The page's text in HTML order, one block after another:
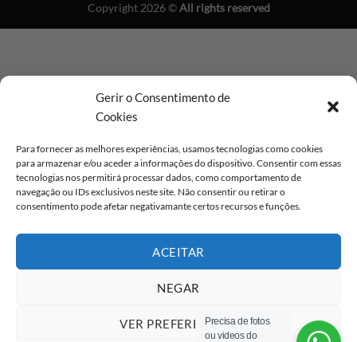
Gerir o Consentimento de
Cookies
Para fornecer as melhores experiências, usamos tecnologias como cookies
para armazenar e/ou aceder a informações do dispositivo. Consentir com essas
tecnologias nos permitirá processar dados, como comportamento de
navegação ou IDs exclusivos neste site. Não consentir ou retirar o
consentimento pode afetar negativamante certos recursos e funções.
ACEITAR
NEGAR
VER PREFERÊNCIAS
Copyright 2026 ©All rights reserved
Precisa de fotos
ou videos do